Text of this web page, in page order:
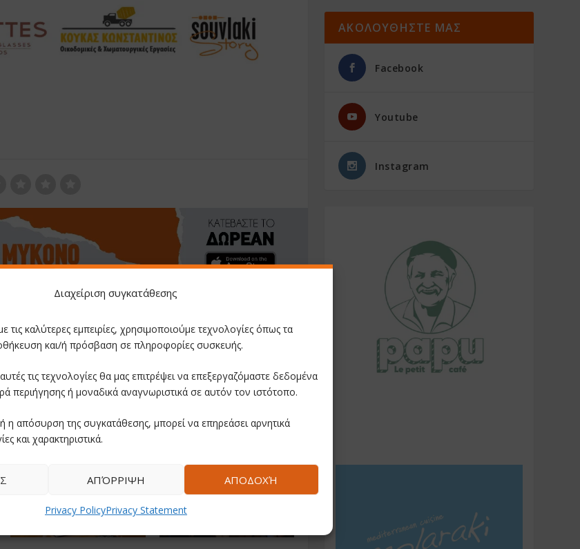
Διαχείριση συγκατάθεσης
τις καλύτερες εμπειρίες, χρησιμοποιούμε τεχνολογίες όπως τα
και/ή πρόσβαση σε πληροφορίες συσκευής.
τις τεχνολογίες θα μας επιτρέψει να επεξεργαζόμαστε δεδομένα
περιήγησης ή μοναδικά αναγνωριστικά σε αυτόν τον ιστότοπο.
η απόσυρση της συγκατάθεσης, μπορεί να επηρεάσει αρνητικά
και χαρακτηριστικά.
ΑΠΟΔΟΧΉ
ΑΠΌΡΡΙΨΗ
Privacy PolicyPrivacy Statement
Ανανέωση Θητείας Αντιδημάρχων στον Δήμο Μυκόνου από
τον Χρήστο Βερώνη
ΑΚΟΛΟΥΘΗΣΤΕ ΜΑΣ
Facebook
Youtube
Instagram